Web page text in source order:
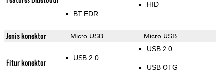
BT EDR
HID
Jenis konektor Micro USB Micro USB
Fitur konektor USB 2.0
USB 2.0
USB OTG